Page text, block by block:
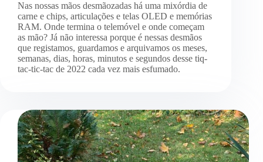
Nas nossas mãos desmãozadas há uma mixórdia de
carne e chips, articulações e telas OLED e memórias
RAM. Onde termina o telemóvel e onde começam
as mão? Já não interessa porque é nessas desmãos
que registamos, guardamos e arquivamos os meses,
semanas, dias, horas, minutos e segundos desse tiq-
tac-tic-tac de 2022 cada vez mais esfumado.